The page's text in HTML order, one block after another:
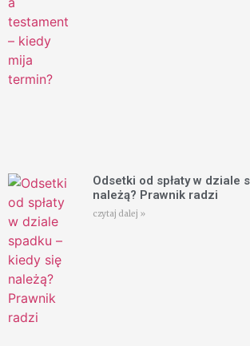
Odsetki od spłaty w dziale
należą? Prawnik radzi
czytaj dalej »